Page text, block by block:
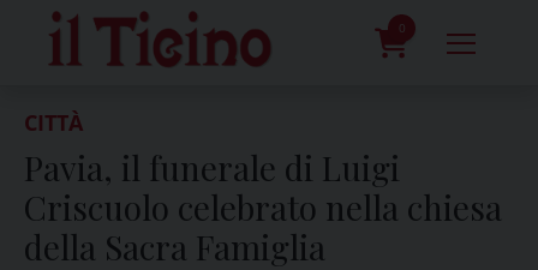
content
0
CITTÀ
Pavia, il funerale di Luigi
Criscuolo celebrato nella chiesa
della Sacra Famiglia